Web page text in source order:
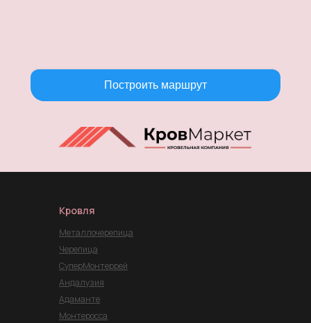
Построить маршрут
Кровля
Металлочерепица
Черепица
СуперМонтеррей
Андалузия
Адаманте
Монтеросса